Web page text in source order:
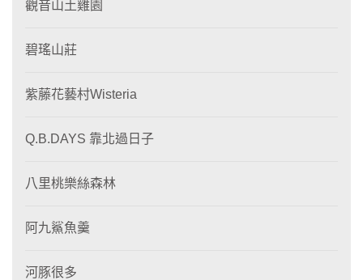
觀音山土雞園
碧瑤山莊
紫藤花藝村Wisteria
Q.B.DAYS 靠北過日子
八里桃樂絲森林
阿九鯊魚羹
河豚很多